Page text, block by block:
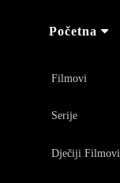
Početna
Filmovi
Serije
Dječiji Filmovi